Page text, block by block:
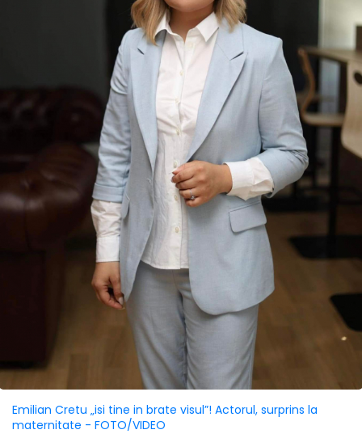
Emilian Cretu „isi tine in brate visul”! Actorul, surprins la
maternitate - FOTO/VIDEO